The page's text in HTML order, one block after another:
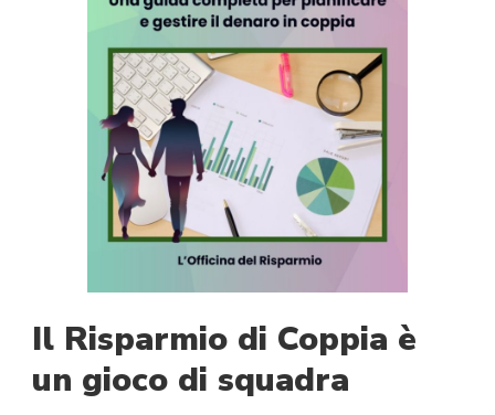
Il Risparmio di Coppia è
un gioco di squadra